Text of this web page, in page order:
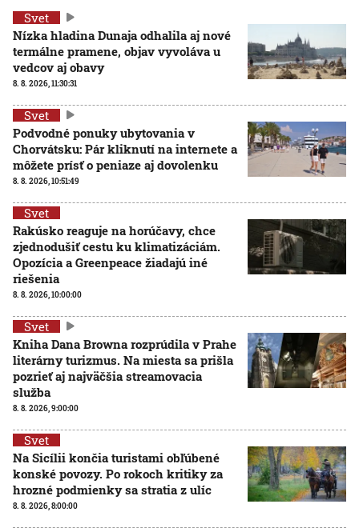
Svet
Nízka hladina Dunaja odhalila aj nové
termálne pramene, objav vyvoláva u
vedcov aj obavy
8. 8. 2026, 11:30:31
Svet
Podvodné ponuky ubytovania v
Chorvátsku: Pár kliknutí na internete a
môžete prísť o peniaze aj dovolenku
8. 8. 2026, 10:51:49
Svet
Rakúsko reaguje na horúčavy, chce
zjednodušiť cestu ku klimatizáciám.
Opozícia a Greenpeace žiadajú iné
riešenia
8. 8. 2026, 10:00:00
Svet
Kniha Dana Browna rozprúdila v Prahe
literárny turizmus. Na miesta sa prišla
pozrieť aj najväčšia streamovacia
služba
8. 8. 2026, 9:00:00
Svet
Na Sicílii končia turistami obľúbené
konské povozy. Po rokoch kritiky za
hrozné podmienky sa stratia z ulíc
8. 8. 2026, 8:00:00